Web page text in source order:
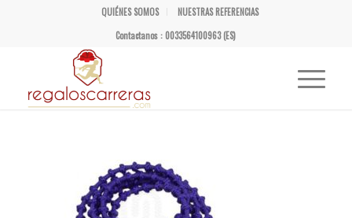
QUIÉNES SOMOS
NUESTRAS REFERENCIAS
Contactanos : 0033564100963 (ES)